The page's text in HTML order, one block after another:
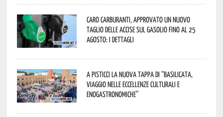
Caro carburanti, approvato un nuovo
taglio delle accise sul gasolio fino al 25
agosto: i dettagli
A Pisticci la nuova tappa di “Basilicata,
viaggio nelle eccellenze culturali e
enogastronomiche”